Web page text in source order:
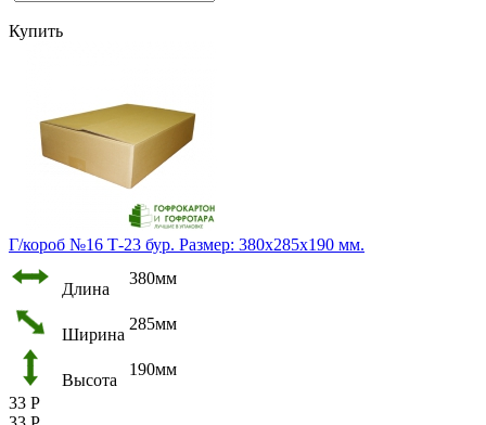
Купить
Г/короб №16 Т-23 бур. Размер: 380х285х190 мм.
Длина
380мм
Ширина
285мм
Высота
190мм
33 Р